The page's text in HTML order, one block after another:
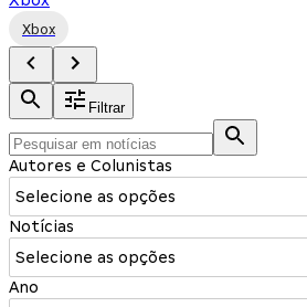
Xbox
Filtrar
Autores e Colunistas
Selecione as opções
Notícias
Selecione as opções
Ano